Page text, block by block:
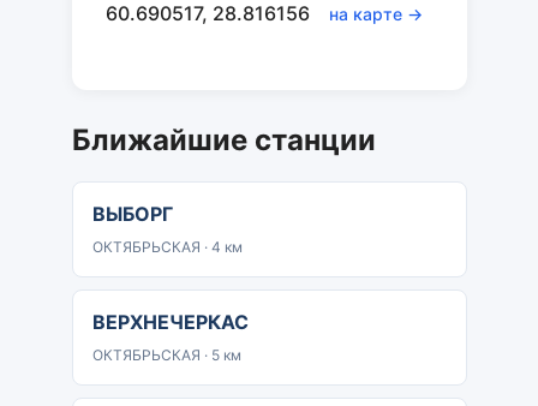
60.690517, 28.816156 на карте →
Ближайшие станции
ВЫБОРГ
ОКТЯБРЬСКАЯ · 4 км
ВЕРХНЕЧЕРКАС
ОКТЯБРЬСКАЯ · 5 км